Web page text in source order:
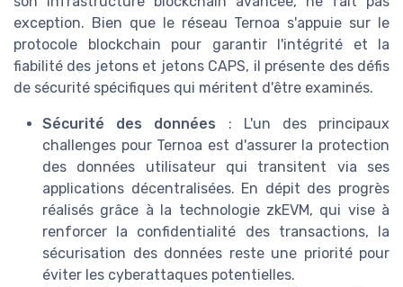
exception. Bien que le réseau Ternoa s'appuie sur le
protocole blockchain pour garantir l'intégrité et la
fiabilité des jetons et jetons CAPS, il présente des défis
de sécurité spécifiques qui méritent d'être examinés.
Sécurité des données : L'un des principaux
challenges pour Ternoa est d'assurer la protection
des données utilisateur qui transitent via ses
applications décentralisées. En dépit des progrès
réalisés grâce à la technologie zkEVM, qui vise à
renforcer la confidentialité des transactions, la
sécurisation des données reste une priorité pour
éviter les cyberattaques potentielles.